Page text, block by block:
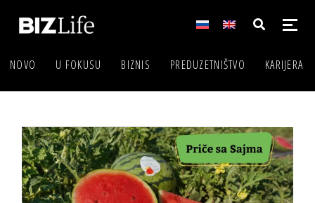
NOVO U FOKUSU BIZNIS PREDUZETNIŠTVO KARIJERA